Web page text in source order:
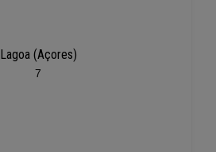
Lagoa (Açores)
7